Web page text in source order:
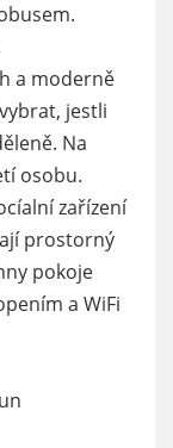
a moderně
jestli
Na
osobu.
zařízení
prostorný
pokoje
a WiFi